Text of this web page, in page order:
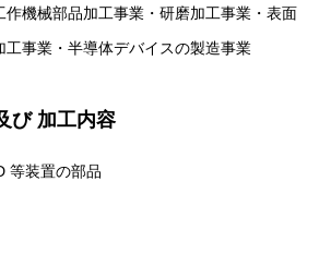
作機械部品加工事業・研磨加工事業・表面
工事業・半導体デバイスの製造事業
び 加工内容
等装置の部品